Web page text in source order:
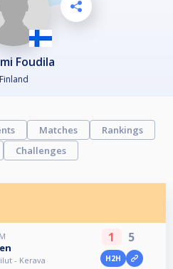
Foudila
Finland
Matches
Rankings
Challenges
- Kerava
1 5
H2H